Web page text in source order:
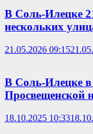
В Соль-Илецке
нескольких
21.05.2026 09:15
В Соль-Илецке в
Просвещенской
18.10.2025 10:33